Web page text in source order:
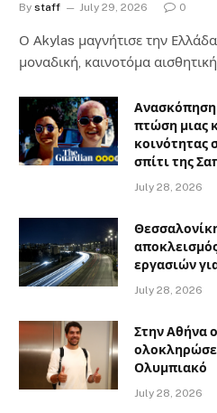
By staff July 29, 2026 0
Ο Αkylas μαγνήτισε την
μοναδική, καινοτόμα
Ανασκόπηση
πτώση μιας
κοινότητας
σπίτι της
July 28, 2026
εργασιών
July 28, 2026
Στην Αθήνα
Ολυμπιακό
July 28, 2026